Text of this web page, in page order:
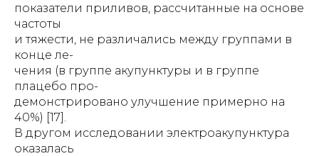
показатели приливов, рассчитанные на основе
частоты
и тяжести, не различались между группами в
конце ле-
чения (в группе акупунктуры и в группе
плацебо про-
демонстрировано улучшение примерно на
40%) [17].
В другом исследовании электроакупунктура
оказалась